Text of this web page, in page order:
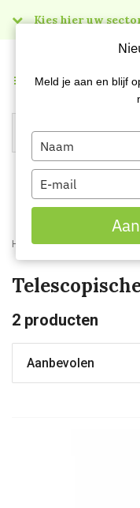
Kies hier uw
Menu
Home Webshop
2 producten
Meld je aan en blijf
Type
your
name
Type
your
email